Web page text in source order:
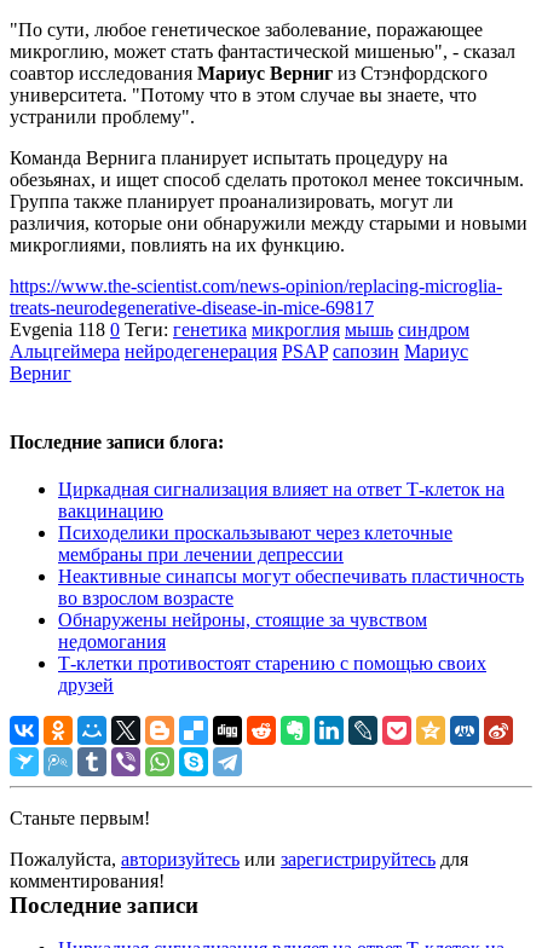
"По сути, любое генетическое заболевание, поражающее
микроглию, может стать фантастической мишенью", - сказал
соавтор исследования Мариус Верниг из Стэнфордского
университета. "Потому что в этом случае вы знаете, что
устранили проблему".
Команда Вернига планирует испытать процедуру на
обезьянах, и ищет способ сделать протокол менее токсичным.
Группа также планирует проанализировать, могут ли
различия, которые они обнаружили между старыми и новыми
микроглиями, повлиять на их функцию.
https://www.the-scientist.com/news-opinion/replacing-microglia-
treats-neurodegenerative-disease-in-mice-69817
Evgenia 118 0 Теги: генетика микроглия мышь синдром
Альцгеймера нейродегенерация PSAP сапозин Мариус
Верниг
Последние записи блога:
Циркадная сигнализация влияет на ответ Т-клеток на
вакцинацию
Психоделики проскальзывают через клеточные
мембраны при лечении депрессии
Неактивные синапсы могут обеспечивать пластичность
во взрослом возрасте
Обнаружены нейроны, стоящие за чувством
недомогания
Т-клетки противостоят старению с помощью своих
друзей
Станьте первым!
Пожалуйста, авторизуйтесь или зарегистрируйтесь для
комментирования!
Последние записи